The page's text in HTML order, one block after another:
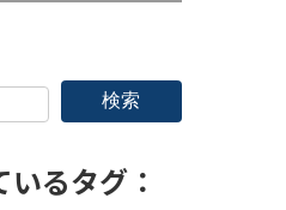
検索
るタグ：